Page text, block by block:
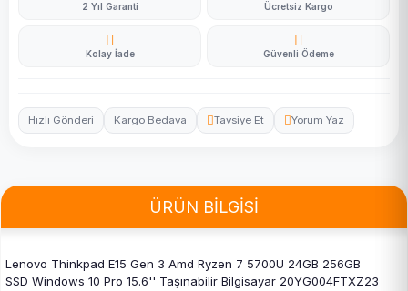
2 Yıl Garanti Ücretsiz Kargo
Kolay İade Güvenli Ödeme
Hızlı Gönderi Kargo Bedava Tavsiye Et Yorum Yaz
ÜRÜN BİLGİSİ
Lenovo Thinkpad E15 Gen 3 Amd Ryzen 7 5700U 24GB 256GB
SSD Windows 10 Pro 15.6'' Taşınabilir Bilgisayar 20YG004FTXZ23